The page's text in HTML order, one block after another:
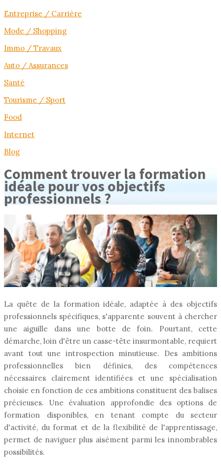
Entreprise / Carrière
Mode / Shopping
Immo / Travaux
Auto / Assurances
Santé
Tourisme / Sport
Food
Internet
Blog
Comment trouver la formation
idéale pour vos objectifs
professionnels ?
La quête de la formation idéale, adaptée à des objectifs
professionnels spécifiques, s'apparente souvent à chercher
une aiguille dans une botte de foin. Pourtant, cette
démarche, loin d'être un casse-tête insurmontable, requiert
avant tout une introspection minutieuse. Des ambitions
professionnelles bien définies, des compétences
nécessaires clairement identifiées et une spécialisation
choisie en fonction de ces ambitions constituent des balises
précieuses. Une évaluation approfondie des options de
formation disponibles, en tenant compte du secteur
d'activité, du format et de la flexibilité de l'apprentissage,
permet de naviguer plus aisément parmi les innombrables
possibilités.